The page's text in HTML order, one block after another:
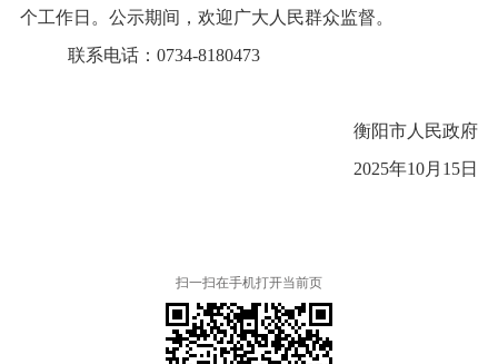
个工作日。公示期间，欢迎广大人民群众监督。
联系电话： 0734-8180473
衡阳市人民政府
2025年10月15日
扫一扫在手机打开当前页